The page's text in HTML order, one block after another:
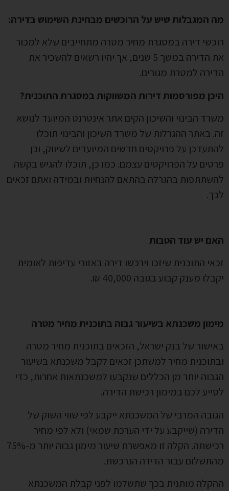
מה המגבלות שיש על הרוכשים מבחינת השימוש בדירה:
רוכשי דירה במסגרת מחיר מטרה מתחייבים שלא למכור
את הדירה במשך 5 שנים, אך יהיו רשאים להשכיר את
הדירה למטרת מגורים.
היכן מפורסמות דירות המשווקות במסגרת התוכנית?
משרד הבינוי והשיכון הקים אתר אינטרנט המיועד לנושא
זה. באתר ההגרלות של משרד השיכון והבינוי תוכלו
להתעדכן על פרויקטים חדשים המיועדים לשיווק, וכן
פרטים על הפרויקטים עצמם. כמו כן, תוכלו להגיש בקשה
להשתתפות בהגרלה בהתאם להנחיות ובמידה ואתם זכאים
לכך.
האם יש עוד הטבות
זכאי התוכנית שיזכו וירכשו דירה באזורי עדיפות לאומית
יקבלו מענק קבוע בגובה 40,000 ₪.
מימון משכנתא בשיעור גבוה בתוכנית מחיר מטרה
באישור של בנק ישראל, הזכאים בתוכנית מחיר מטרה
ובתוכנית מחיר למשתכן זכאים לקבל משכנתא בשיעור
הגבוה יותר מן הכללים שנקבעו למשכנתאות אחרות, כדי
לסייע לכם במימון רכישת הדירה.
הגובה המרבי של המשכנתא ייקבע לפי שווי השוק של
הדירה (שייקבע על ידי הערכת שמאי) ולא לפי מחיר
רכישתה. הקלה זו מאפשרת שיעור מימון גבוה יותר מ-75%
מהתשלום עבור הדירה הנרכשת.
ההקלה מותנית בכך שתשלמו לפני קבלת המשכנתא